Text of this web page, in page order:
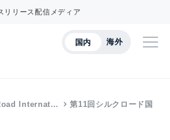
リリース配信メディア
国内 海外
Internat… 第11回シルクロード国